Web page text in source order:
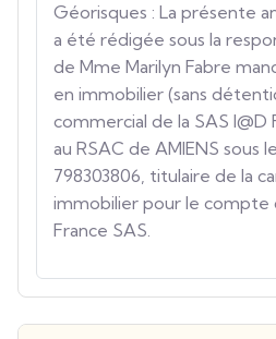
Géorisques : La présente
a été rédigée sous la
de Mme Marilyn Fabre
en immobilier (sans
commercial de la SAS I@D
au RSAC de AMIENS sous
798303806, titulaire de la
immobilier pour le compte
France SAS.